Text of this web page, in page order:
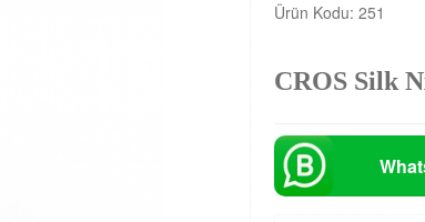
Ürün Kodu: 251
CROS Silk